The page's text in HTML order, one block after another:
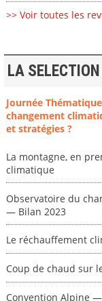
>> Voir toutes les
LA
Journée
changement
et stratégies ?
La montagne, en
climatique
Observatoire du
— Bilan 2023
Le réchauffement
Coup de chaud sur
Convention Alpine